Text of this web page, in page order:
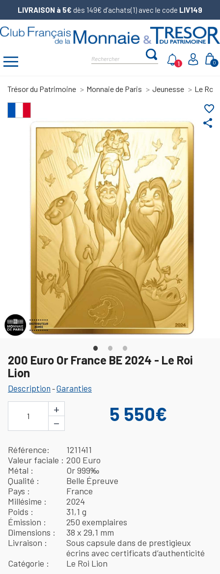
LIVRAISON à 5€ dès 149€ d’achats(1) avec le code LIV149
0
1
Trésor du Patrimoine Monnaie de Paris Jeunesse Le Roi
share
favorite_border
200 Euro Or France BE 2024 - Le Roi
Lion
Description -Garanties
1
+
−
5 550€
Référence
1211411
Valeur faciale
200 Euro
Métal
Or 999‰
Qualité
Belle Épreuve
Pays
France
Millésime
2024
Poids
31,1 g
Émission
250 exemplaires
Dimensions
38 x 29,1 mm
Livraison
Sous capsule dans de prestigieux
écrins avec certificats d’authenticité
Catégorie
Le Roi Lion